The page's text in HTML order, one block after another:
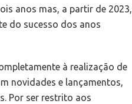
anos mas, a partir de 2023,
do sucesso dos anos
à realização de
novidades e lançamentos,
Por ser restrito aos